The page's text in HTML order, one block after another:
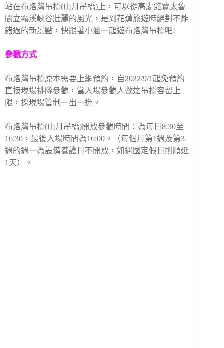
站在布洛灣吊橋(山月吊橋)上，可以從高處飽覽太魯
閣立霧溪峽谷壯麗的風光，是到花蓮旅遊時絕對不能
錯過的新景點，快跟著小涵一起遊布洛灣吊橋吧!
參觀方式
布洛灣吊橋原本需要上網預約，自2022/9/1起免預約
直接現場排隊參觀，當入場參觀人數達吊橋容留上
限，採現場管制一出一進。
布洛灣吊橋(山月吊橋)開放參觀時間：為每日8:30至
16:30，最後入場時間為16:00。（每個月第1週及第3
週的週一為設備養護日不開放，如遇國定假日則順延
1天）。